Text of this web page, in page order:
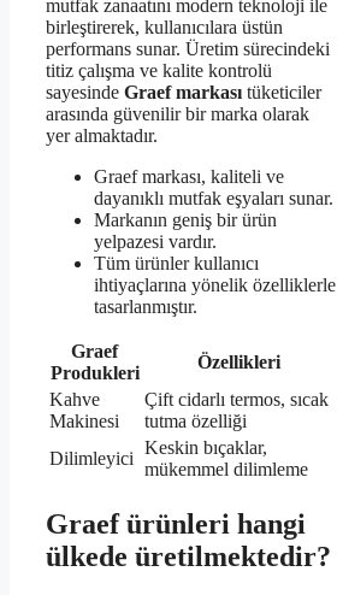
mutfak zanaatını modern teknoloji ile
birleştirerek, kullanıcılara üstün
performans sunar. Üretim sürecindeki
titiz çalışma ve kalite kontrolü
sayesinde Graef markası tüketiciler
arasında güvenilir bir marka olarak
yer almaktadır.
Graef markası, kaliteli ve
dayanıklı mutfak eşyaları sunar.
Markanın geniş bir ürün
yelpazesi vardır.
Tüm ürünler kullanıcı
ihtiyaçlarına yönelik özelliklerle
tasarlanmıştır.
Graef
Produkleri
Özellikleri
Kahve
Makinesi
Çift cidarlı termos, sıcak
tutma özelliği
Dilimleyici
Keskin bıçaklar,
mükemmel dilimleme
Graef ürünleri hangi
ülkede üretilmektedir?